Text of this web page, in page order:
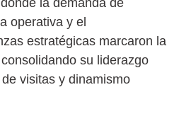
operativa y el
estratégicas marcaron la
su liderazgo
visitas y dinamismo